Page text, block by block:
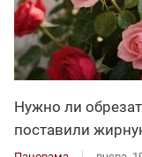
Нужно ли
поставили